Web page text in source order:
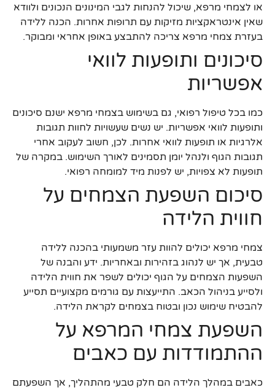
או לצמחי מרפא, שיכול להנחות לגבי המינונים הנכונים ולוודא
שאין אינטראקציות מזיקות עם תרופות אחרות. הכנה ללידה
בעזרת צמחי מרפא צריכה להתבצע באופן אחראי ומבוקר.
סיכונים ותופעות לוואי
אפשריות
כמו בכל טיפול רפואי, גם בשימוש בצמחי מרפא ישנם סיכונים
ותופעות לוואי אפשריות. יש נשים שעשויות לחוות תגובות
אלרגיות או תופעות לוואי אחרות. לכן, חשוב לעקוב אחרי
תגובות הגוף ולנהל יומן תסמינים לאורך השימוש. במקרה של
תופעות לא צפויות, יש לפנות מיד למומחה רפואי.
סיכום השפעת הצמחים על
חווית הלידה
צמחי מרפא יכולים להוות עזר משמעותי בהכנה ללידה
טבעית, אך יש לנהוג בזהירות ובאחריות. ידע והבנה של
השפעות הצמחים על הגוף יכולים לשפר את חווית הלידה
ולסייע בניהול הכאב. התייעצות עם גורמים מקצועיים תסייע
להבטיח שימוש נכון ובטוח בצמחים לקראת הלידה.
השפעת צמחי המרפא על
ההתמודדות עם כאבים
כאבים במהלך הלידה הם חלק טבעי מהתהליך, אך השפעתם